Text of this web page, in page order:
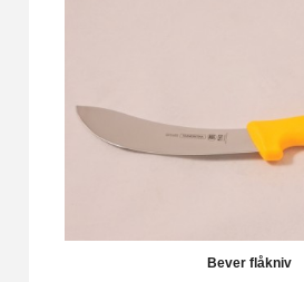
Bever flåkniv